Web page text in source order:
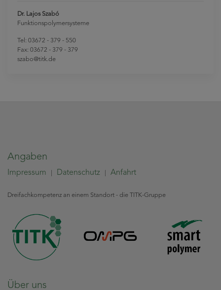
Dr. Lajos Szabó
Funktionspolymersysteme
Tel: 03672 - 379 - 550
Fax: 03672 - 379 - 379
szabo@titk.de
Angaben
Impressum Datenschutz Anfahrt
Dreifachkompetenz an einem Standort - die TITK-Gruppe
Über uns